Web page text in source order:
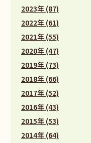
2023年 (87)
2022年 (61)
2021年 (55)
2020年 (47)
2019年 (73)
2018年 (66)
2017年 (52)
2016年 (43)
2015年 (53)
2014年 (64)